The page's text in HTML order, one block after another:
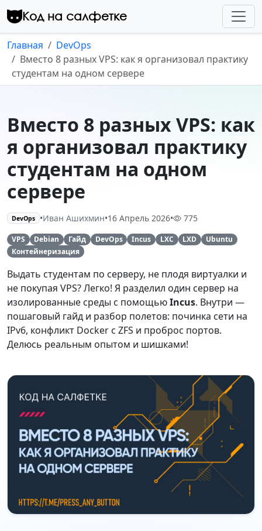
Перейти к контенту
Код на салфетке
Главная
DevOps
Вместо 8 разных VPS: как я организовал практику
студентам на одном сервере
Вместо 8 разных VPS: как
я организовал практику
студентам на одном
сервере
DevOps •Иван Ашихмин•16 Апрель 2026• 775
VPS Debian Гайд DevOps Incus LXC LXD
Ubuntu
Контейнеризация
Выдать студентам по серверу, не плодя виртуалки и
не покупая VPS? Легко! Я разделил один сервер на
изолированные среды с помощьюIncus. Внутри —
пошаговый гайд и разбор полетов: починка сети на
IPv6, конфликт Docker с ZFS и проброс портов.
Делюсь реальным опытом и шишками!